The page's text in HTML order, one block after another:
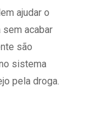
ajudar o
acabar
são
sistema
pela droga.